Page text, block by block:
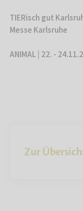
TIERisch gut
Messe Karlsruhe
ANIMAL | 22. -
Zur